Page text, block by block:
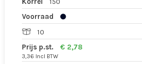
Voorraad
10
Prijs p.st.
€ 2,78
3,36 Incl BTW